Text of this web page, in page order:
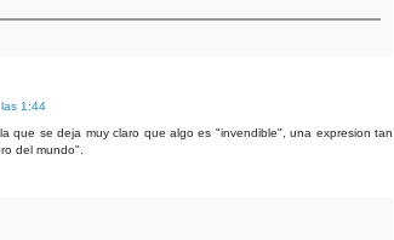
1:44
que se deja muy claro que algo es "invendible", una expresion tan
del mundo".